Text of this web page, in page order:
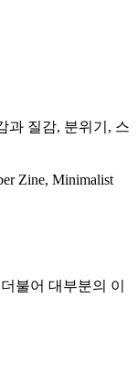
과 질감, 분위기, 스
Zine, Minimalist
불어 대부분의 이